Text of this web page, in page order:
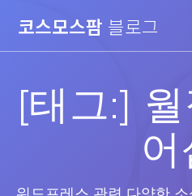
코스모스팜 블로그
[태그:]